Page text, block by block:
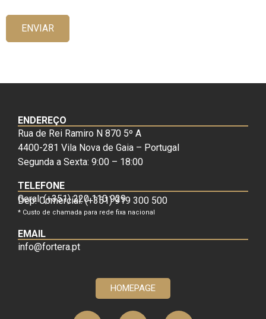
ENVIAR
ENDEREÇO
Rua de Rei Ramiro N 870 5º A
4400-281 Vila Nova de Gaia – Portugal
Segunda a Sexta: 9:00 – 18:00
TELEFONE
Geral: (+351) 220 110 929
Dep. Comercial: (+351) 919 300 500
* Custo de chamada para rede fixa nacional
EMAIL
info@fortera.pt
HOMEPAGE